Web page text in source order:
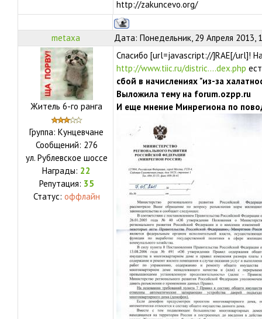
http://zakuncevo.org/
metaxa Дата: Понедельник, 29 Апреля 2013,
Житель 6-го ранга
Группа: Кунцевчане
Сообщений: 276
ул. Рублевское шоссе
Награды: 22
Репутация: 35
Статус: оффлайн
Спасибо [url=javascript://]RAE[/url]!
http://www.tiic.ru/distric....dex.php
сбой в начислениях "из-за
Выложила тему на forum.ozpp.ru
И еще мнение Минрегиона по